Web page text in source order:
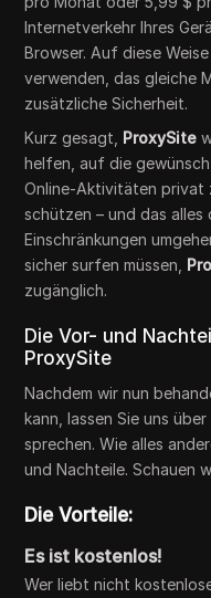
Internetverkehr Ihres
Browser. Auf diese
verwenden, das gleiche
zusätzliche Sicherheit.
Kurz gesagt, ProxySite
helfen, auf die
Online-Aktivitäten privat
schützen – und das alles
Einschränkungen
sicher surfen müssen,
zugänglich.
Die Vor- und
ProxySite
Nachdem wir nun
kann, lassen Sie uns
sprechen. Wie alles
und Nachteile. Schauen
Die Vorteile:
Es ist kostenlos!
Wer liebt nicht